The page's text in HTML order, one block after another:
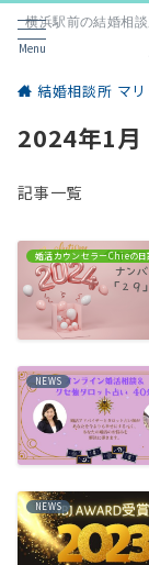
Menu
横浜駅前の結婚相
結婚相談所 マ
2024年1月
記事一覧
婚活カウンセラーChieの日
NEWS
NEWS